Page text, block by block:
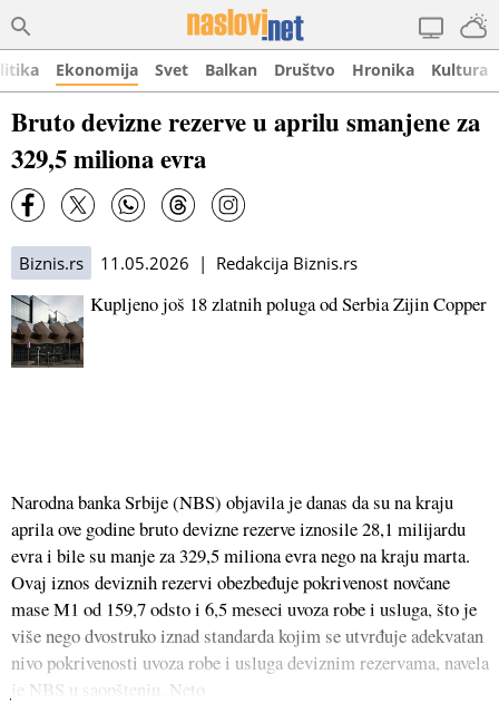
Ekonomija Svet Balkan Društvo Hronika Kultura
Bruto devizne rezerve u aprilu smanjene za
329,5 miliona evra
Biznis.rs 11.05.2026 | Redakcija Biznis.rs
Kupljeno još 18 zlatnih poluga od Serbia Zijin Copper
Narodna banka Srbije (NBS) objavila je danas da su na kraju
aprila ove godine bruto devizne rezerve iznosile 28,1 milijardu
evra i bile su manje za 329,5 miliona evra nego na kraju marta.
Ovaj iznos deviznih rezervi obezbeđuje pokrivenost novčane
mase M1 od 159,7 odsto i 6,5 meseci uvoza robe i usluga, što je
više nego dvostruko iznad standarda kojim se utvrđuje adekvatan
nivo pokrivenosti uvoza robe i usluga deviznim rezervama, navela
je NBS u saopštenju. Neto